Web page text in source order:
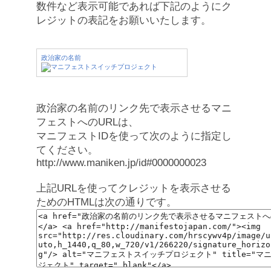
数件など表示可能であれば下記のようにク
レジットの表記をお願いいたします。
政治家の名前
政治家の名前のリンク先で表示させるマニ
フェストへのURLは、
マニフェストIDを使って次のように指定し
てください。
http://www.maniken.jp/id#0000000023
上記URLを使ってクレジットを表示させる
ためのHTMLは次の通りです。